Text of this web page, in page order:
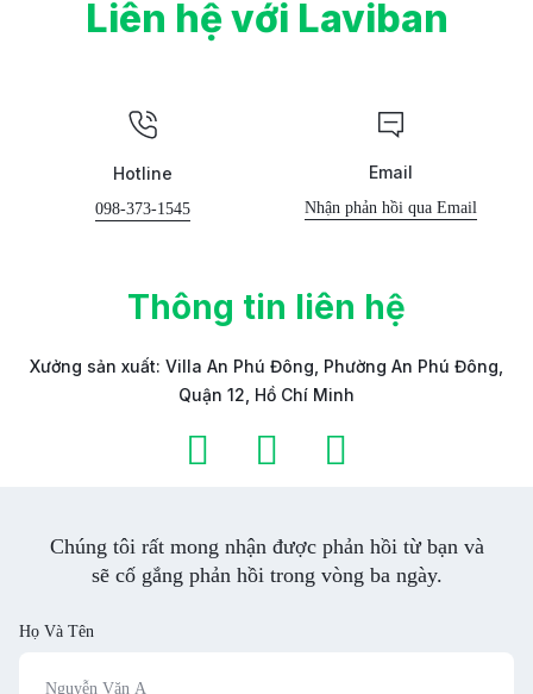
Liên hệ với Laviban
Hotline
098-373-1545
Email
Nhận phản hồi qua Email
Thông tin liên hệ
Xưởng sản xuất: Villa An Phú Đông, Phường An Phú Đông,
Quận 12, Hồ Chí Minh
Chúng tôi rất mong nhận được phản hồi từ bạn và
sẽ cố gắng phản hồi trong vòng ba ngày.
Họ Và Tên